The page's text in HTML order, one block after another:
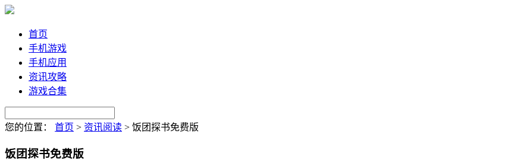
首页
手机游戏
手机应用
资讯攻略
游戏合集
您的位置： 首页 > 资讯阅读 > 饭团探书免费版
饭团探书免费版